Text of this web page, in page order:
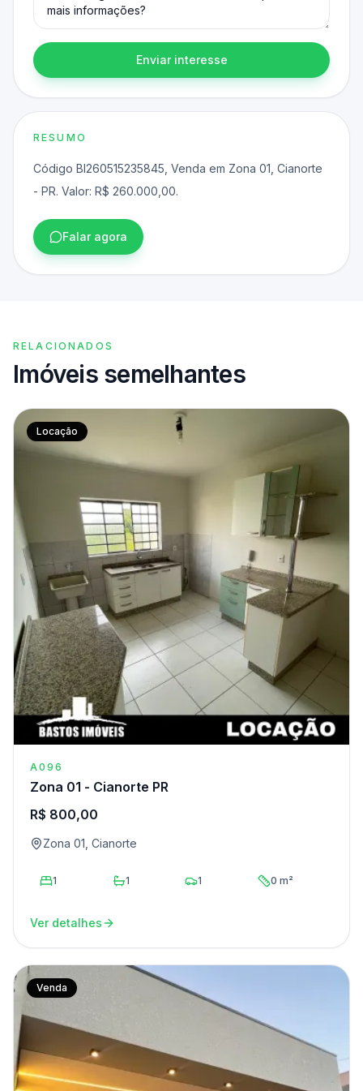
Enviar interesse
RESUMO
Código BI260515235845, Venda em Zona 01, Cianorte
- PR. Valor: R$ 260.000,00.
Falar agora
RELACIONADOS
Imóveis semelhantes
Locação
A096
Zona 01 - Cianorte PR
R$ 800,00
Zona 01, Cianorte
1 1 1 0 m²
Ver detalhes
Venda